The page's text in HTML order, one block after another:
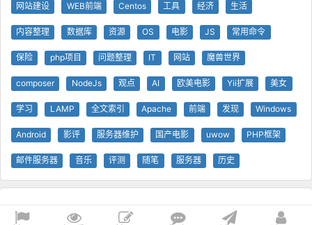
网站建设 WEB前端 Centos 工具 经济 生活
内容整理 数据库 资源 OS 电影 JS 常用命令
保险 php项目 问题整理 IT 网站 魔兽世界
composer NodeJs 观点 AI 欧美电影 Yii扩展 美女
学习 LAMP 全文索引 Apache 前端 发现 Windows
Android 影评 服务器维护 国产电影 uwow PHP框架
邮件服务器 音乐 评测 随笔 服务器 历史
© 查问我看 - 查问网 0.22s 1 GB 技术支持
Yii 框架